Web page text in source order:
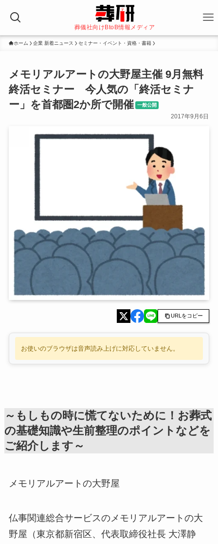
葬儀社向けBtoB情報メディア
ホーム 企業 新着ニュース セミナー・イベント・資格・書籍
メモリアルアートの大野屋主催 9月無料
終活セミナー 今人気の「終活セミナ
ー」を首都圏2か所で開催
一般公開
2017年9月6日
URLをコピー
お使いのブラウザは音声読み上げに対応していません。
～もしもの時に慌てないために！お葬式
の基礎知識や生前整理のポイントなどを
ご紹介します～
メモリアルアートの大野屋
仏事関連総合サービスのメモリアルアートの大
野屋（東京都新宿区、代表取締役社長 大澤静